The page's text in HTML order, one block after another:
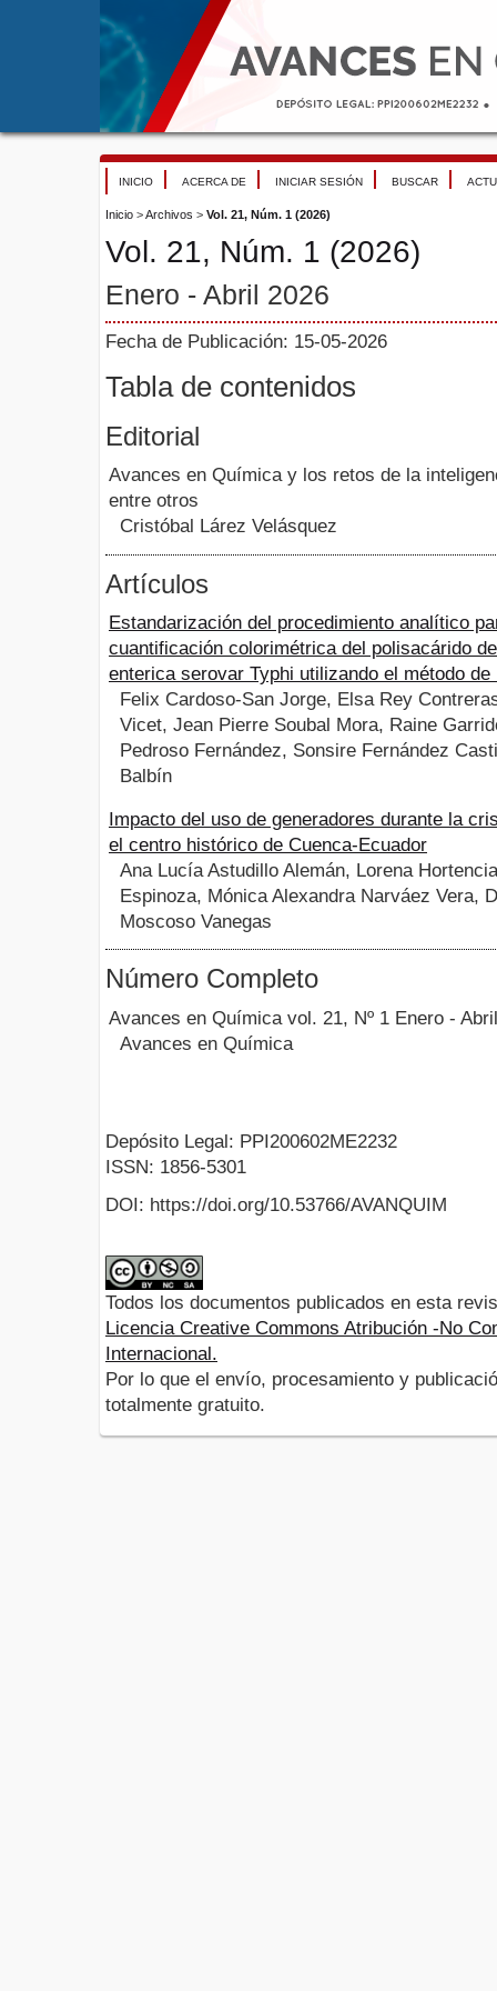
INICIO ACERCA DE INICIAR SESIÓN BUSCAR
Inicio >Archivos > Vol. 21, Núm. 1 (2026)
Vol. 21, Núm. 1 (2026)
Enero - Abril 2026
Fecha de Publicación: 15-05-2026
Tabla de contenidos
Editorial
Avances en Química y los retos de la
entre otros
Cristóbal Lárez Velásquez
Artículos
Estandarización del procedimiento analítico
cuantificación colorimétrica del polisacárido
enterica serovar Typhi utilizando el método de
Felix Cardoso-San Jorge, Elsa Rey
Vicet, Jean Pierre Soubal Mora, Raine
Pedroso Fernández, Sonsire Fernández
Balbín
Impacto del uso de generadores durante la
el centro histórico de Cuenca-Ecuador
Ana Lucía Astudillo Alemán, Lorena
Espinoza, Mónica Alexandra Narváez Vera,
Moscoso Vanegas
Número Completo
Avances en Química vol. 21, Nº 1 Enero -
Avances en Química
Depósito Legal: PPI200602ME2232
ISSN: 1856-5301
DOI: https://doi.org/10.53766/AVANQUIM
Todos los documentos publicados en esta
Licencia Creative Commons Atribución -No
Internacional.
Por lo que el envío, procesamiento y
totalmente gratuito.